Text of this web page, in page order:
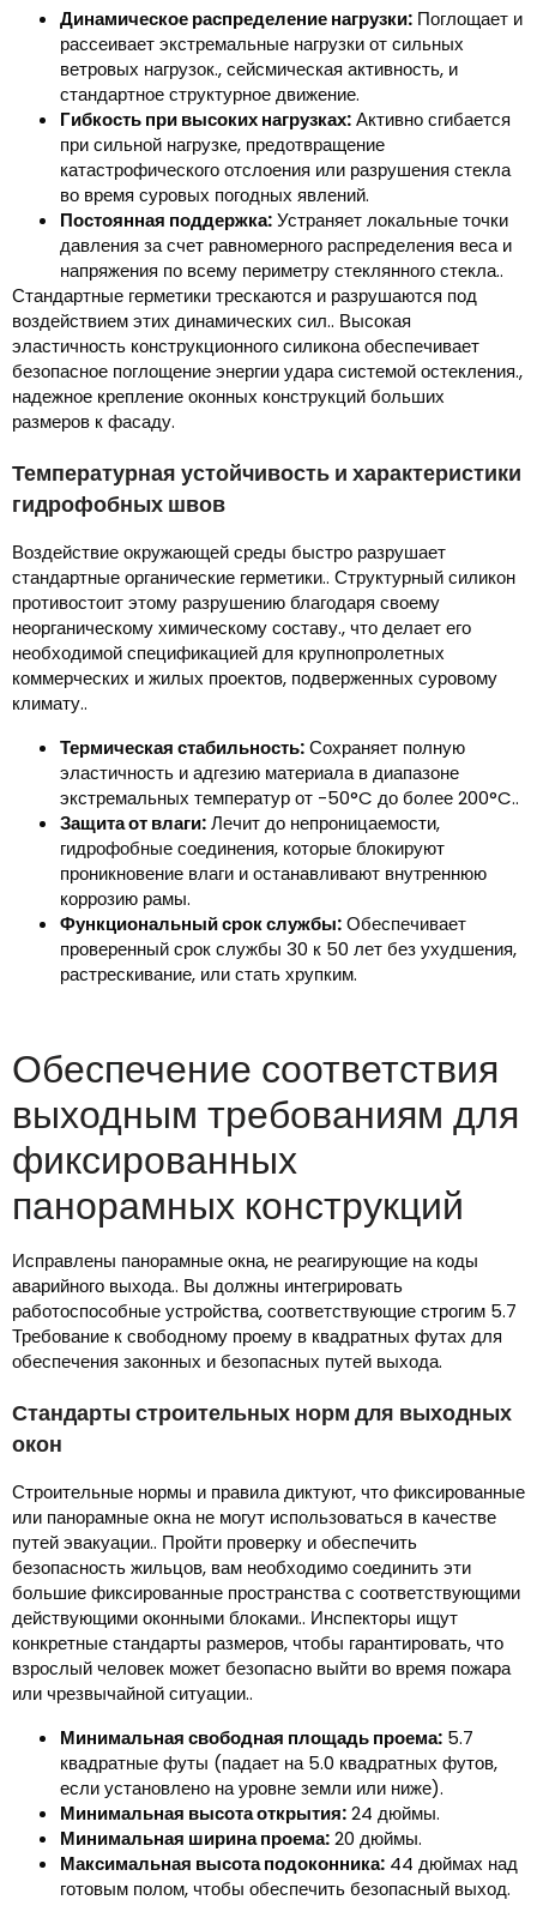
Динамическое распределение нагрузки: Поглощает и
рассеивает экстремальные нагрузки от сильных
ветровых нагрузок., сейсмическая активность, и
стандартное структурное движение.
Гибкость при высоких нагрузках:Активно сгибается
при сильной нагрузке, предотвращение
катастрофического отслоения или разрушения стекла
во время суровых погодных явлений.
Постоянная поддержка:Устраняет локальные точки
давления за счет равномерного распределения веса и
напряжения по всему периметру стеклянного стекла..
Стандартные герметики трескаются и разрушаются под
воздействием этих динамических сил.. Высокая
эластичность конструкционного силикона обеспечивает
безопасное поглощение энергии удара системой остекления.,
надежное крепление оконных конструкций больших
размеров к фасаду.
Температурная устойчивость и характеристики
гидрофобных швов
Воздействие окружающей среды быстро разрушает
стандартные органические герметики.. Структурный силикон
противостоит этому разрушению благодаря своему
неорганическому химическому составу., что делает его
необходимой спецификацией для крупнопролетных
коммерческих и жилых проектов, подверженных суровому
климату..
Термическая стабильность:Сохраняет полную
эластичность и адгезию материала в диапазоне
экстремальных температур от -50°C до более 200°C..
Защита от влаги:Лечит до непроницаемости,
гидрофобные соединения, которые блокируют
проникновение влаги и останавливают внутреннюю
коррозию рамы.
Функциональный срок службы:Обеспечивает
проверенный срок службы 30 к 50 лет без ухудшения,
растрескивание, или стать хрупким.
Обеспечение соответствия
выходным требованиям для
фиксированных
панорамных конструкций
Исправлены панорамные окна, не реагирующие на коды
аварийного выхода.. Вы должны интегрировать
работоспособные устройства, соответствующие строгим 5.7
Требование к свободному проему в квадратных футах для
обеспечения законных и безопасных путей выхода.
Стандарты строительных норм для выходных
окон
Строительные нормы и правила диктуют, что фиксированные
или панорамные окна не могут использоваться в качестве
путей эвакуации.. Пройти проверку и обеспечить
безопасность жильцов, вам необходимо соединить эти
большие фиксированные пространства с соответствующими
действующими оконными блоками.. Инспекторы ищут
конкретные стандарты размеров, чтобы гарантировать, что
взрослый человек может безопасно выйти во время пожара
или чрезвычайной ситуации..
Минимальная свободная площадь проема: 5.7
квадратные футы (падает на 5.0 квадратных футов,
если установлено на уровне земли или ниже).
Минимальная высота открытия:24 дюймы.
Минимальная ширина проема:20 дюймы.
Максимальная высота подоконника: 44 дюймах над
готовым полом, чтобы обеспечить безопасный выход.